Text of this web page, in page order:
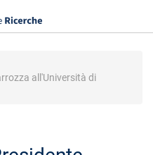
all'Università di